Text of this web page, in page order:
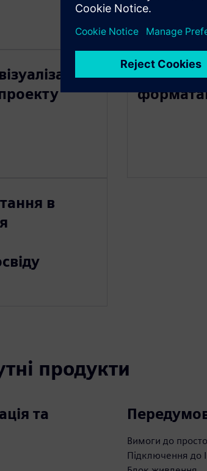
в
продукти
та
Вимоги до
Підключення до